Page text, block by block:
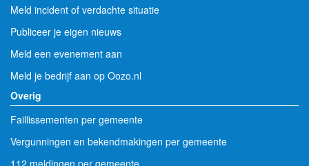
Meld incident of verdachte situatie
Publiceer je eigen nieuws
Meld een evenement aan
Meld je bedrijf aan op Oozo.nl
Faillissementen per gemeente
Vergunningen en bekendmakingen per gemeente